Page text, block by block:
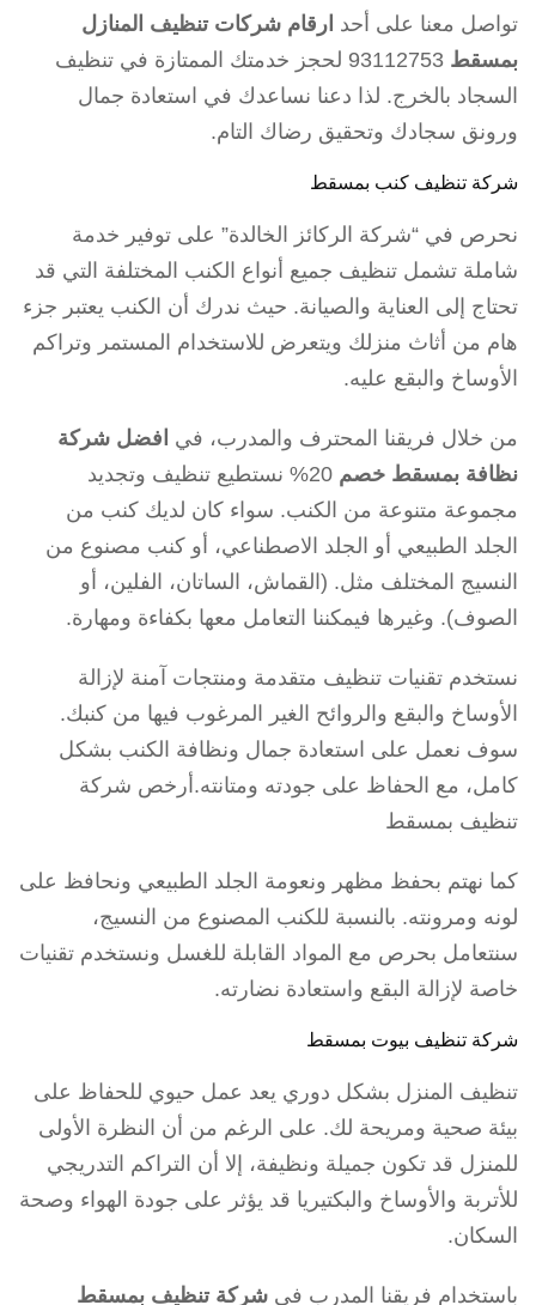
تواصل معنا على أحد ارقام شركات تنظيف المنازل
بمسقط
93112753 لحجز خدمتك الممتازة في تنظيف
السجاد بالخرج. لذا دعنا نساعدك في استعادة جمال
ورونق سجادك وتحقيق رضاك التام.
شركة تنظيف كنب بمسقط
نحرص في “شركة الركائز الخالدة” على توفير خدمة
شاملة تشمل تنظيف جميع أنواع الكنب المختلفة التي قد
تحتاج إلى العناية والصيانة. حيث ندرك أن الكنب يعتبر جزء
هام من أثاث منزلك ويتعرض للاستخدام المستمر وتراكم
الأوساخ والبقع عليه.
من خلال فريقنا المحترف والمدرب، في افضل شركة
نظافة بمسقط خصم
20% نستطيع تنظيف وتجديد
مجموعة متنوعة من الكنب. سواء كان لديك كنب من
الجلد الطبيعي أو الجلد الاصطناعي، أو كنب مصنوع من
النسيج المختلف مثل. (القماش، الساتان، الفلين، أو
الصوف). وغيرها فيمكننا التعامل معها بكفاءة ومهارة.
نستخدم تقنيات تنظيف متقدمة ومنتجات آمنة لإزالة
الأوساخ والبقع والروائح الغير المرغوب فيها من كنبك.
سوف نعمل على استعادة جمال ونظافة الكنب بشكل
كامل، مع الحفاظ على جودته ومتانته.أرخص شركة
تنظيف بمسقط
كما نهتم بحفظ مظهر ونعومة الجلد الطبيعي ونحافظ على
لونه ومرونته. بالنسبة للكنب المصنوع من النسيج،
سنتعامل بحرص مع المواد القابلة للغسل ونستخدم تقنيات
خاصة لإزالة البقع واستعادة نضارته.
شركة تنظيف بيوت بمسقط
تنظيف المنزل بشكل دوري يعد عمل حيوي للحفاظ على
بيئة صحية ومريحة لك. على الرغم من أن النظرة الأولى
للمنزل قد تكون جميلة ونظيفة، إلا أن التراكم التدريجي
للأتربة والأوساخ والبكتيريا قد يؤثر على جودة الهواء وصحة
السكان.
باستخدام فريقنا المدرب في شركة تنظيف بمسقط